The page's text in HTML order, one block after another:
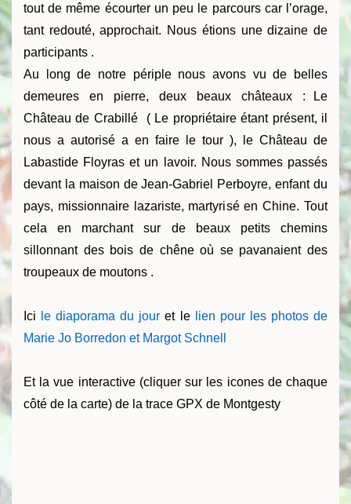
tout de même écourter un peu le parcours car l’orage,
tant redouté, approchait. Nous étions une dizaine de
participants .
Au long de notre périple nous avons vu de belles
demeures en pierre, deux beaux châteaux : Le
Château de Crabillé ( Le propriétaire étant présent, il
nous a autorisé a en faire le tour ), le Château de
Labastide Floyras et un lavoir. Nous sommes passés
devant la maison de Jean-Gabriel Perboyre, enfant du
pays, missionnaire lazariste, martyrisé en Chine. Tout
cela en marchant sur de beaux petits chemins
sillonnant des bois de chêne où se pavanaient des
troupeaux de moutons .
Ici le diaporama du jour et le
lien pour les photos de
Marie Jo Borredon et Margot Schnell
Et la vue interactive (cliquer sur les icones de chaque
côté de la carte) de la trace GPX de Montgesty